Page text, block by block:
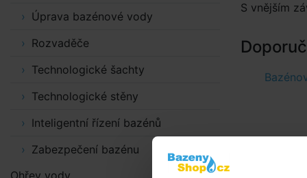
S vnějším
Úprava bazénové vody
Rozvaděče
Technologické šachty
Technologické stěny
Inteligentní řízení bazénů
Zabezpečení bazénu
Ohřev vody